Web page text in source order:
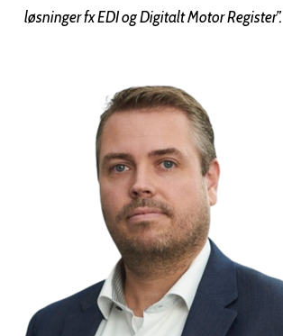
løsninger fx EDI og Digitalt Motor Register”.